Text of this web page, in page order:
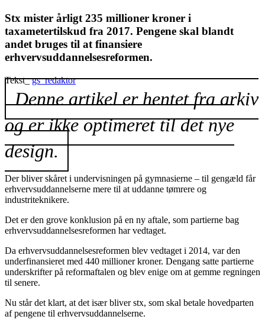
Stx mister årligt 235 millioner kroner i
taxametertilskud fra 2017. Pengene skal blandt
andet bruges til at finansiere
erhvervsuddannelsesreformen.
Tekst_gs_redaktor
Denne artikel er hentet fra arkiv
og er ikke optimeret til det nye
design.
Der bliver skåret i undervisningen på gymnasierne – til gengæld får
erhvervsuddannelserne mere til at uddanne tømrere og
industriteknikere.
Det er den grove konklusion på en ny aftale, som partierne bag
erhvervsuddannelsesreformen har vedtaget.
Da erhvervsuddannelsesreformen blev vedtaget i 2014, var den
underfinansieret med 440 millioner kroner. Dengang satte partierne
underskrifter på reformaftalen og blev enige om at gemme regningen
til senere.
Nu står det klart, at det især bliver stx, som skal betale hovedparten
af pengene til erhvervsuddannelserne.